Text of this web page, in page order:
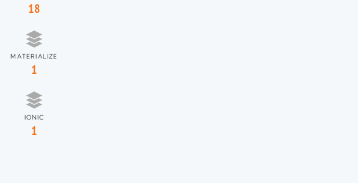
18
MATERIALIZE
1
IONIC
1